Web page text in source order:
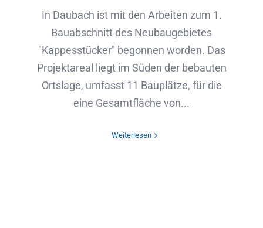
In Daubach ist mit den Arbeiten zum 1.
Bauabschnitt des Neubaugebietes
"Kappesstücker" begonnen worden. Das
Projektareal liegt im Süden der bebauten
Ortslage, umfasst 11 Bauplätze, für die
eine Gesamtfläche von...
Weiterlesen